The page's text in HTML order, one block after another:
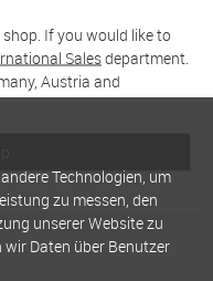
If you would like to
Salesdepartment.
Austria and
Technologien, um
zu messen, den
unserer Website zu
wir Daten über Benutzer